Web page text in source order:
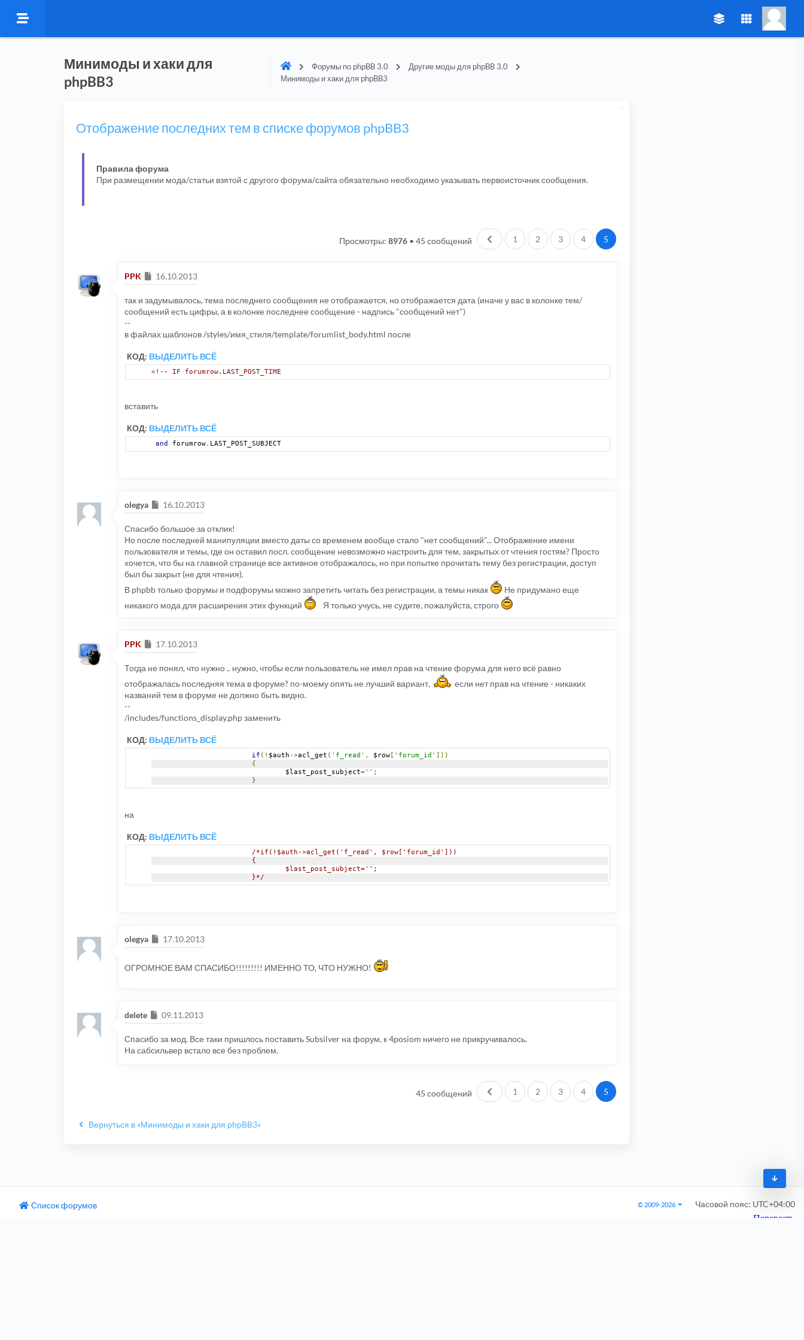
Минимоды и хаки для
phpBB3
Форумы по phpBB 3.0
Другие моды для phpBB 3.0
Минимоды и хаки для phpBB3
Отображение последних тем в списке форумов phpBB3
Правила форума
При размещении мода/статьи взятой с другого форума/сайта обязательно необходимо указывать первоисточник сообщения.
45 сообщений Пред.
1 2 3 4 5
Просмотры: 8976•
PPK Сообщение
16.10.2013
так и задумывалось, тема последнего сообщения не отображается, но отображается дата (иначе у вас в колонке тем/
сообщений есть цифры, а в колонке последнее сообщение - надпись "сообщений нет")
--
в файлах шаблонов /styles/имя_стиля/template/forumlist_body.html после
КОД: ВЫДЕЛИТЬ ВСЁ
<!-- IF forumrow.LAST_POST_TIME
вставить
КОД: ВЫДЕЛИТЬ ВСЁ
and forumrow. LAST_POST_SUBJECT
olegya Сообщение
16.10.2013
Спасибо большое за отклик!
Но после последней манипуляции вместо даты со временем вообще стало "нет сообщений"... Отображение имени
пользователя и темы, где он оставил посл. сообщение невозможно настроить для тем, закрытых от чтения гостям? Просто
хочется, что бы на главной странице все активное отображалось, но при попытке прочитать тему без регистрации, доступ
был бы закрыт (не для чтения).
В phpbb только форумы и подфорумы можно запретить читать без регистрации, а темы никак
Не придумано еще
никакого мода для расширения этих функций
Я только учусь, не судите, пожалуйста, строго
PPK Сообщение
17.10.2013
Тогда не понял, что нужно .. нужно, чтобы если пользователь не имел прав на чтение форума для него всё равно
отображалась последняя тема в форуме? по-моему опять не лучший вариант,
если нет прав на чтение - никаких
названий тем в форуме не должно быть видно.
--
/includes/functions_display.php заменить
КОД: ВЫДЕЛИТЬ ВСЁ
if (! $auth->acl_get ( 'f_read' , $row 'forum_id'
]))
{
				$last_post_subject
='' ;
}
на
КОД: ВЫДЕЛИТЬ ВСЁ
/*if(!$auth->acl_get('f_read', $row['forum_id']))
			{
				$last_post_subject='';
			}*/
olegya Сообщение
17.10.2013
ОГРОМНОЕ ВАМ СПАСИБО!!!!!!!!! ИМЕННО ТО, ЧТО НУЖНО!
delete Сообщение
09.11.2013
Спасибо за мод. Все таки пришлось поставить Subsilver на форум, к 4posiom ничего не прикручивалось.
На сабсильвер встало все без проблем.
45 сообщений Пред.
1 2 3 4 5
Вернуться в «Минимоды и хаки для phpBB3»
Список форумов © 2009-2026 Часовой пояс: UTC+04:00